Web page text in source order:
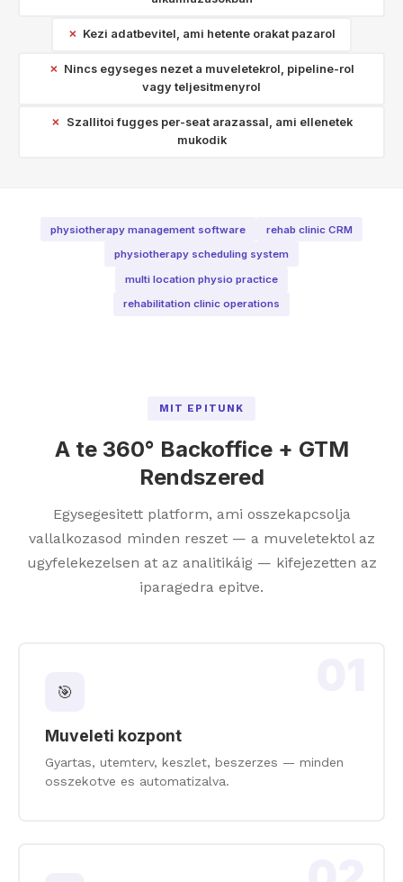
Kezi adatbevitel, ami hetente orakat pazarol
Nincs egyseges nezet a muveletekrol, pipeline-rol
vagy teljesitmenyrol
Szallitoi fugges per-seat arazassal, ami ellenetek
mukodik
physiotherapy management software
rehab clinic CRM
physiotherapy scheduling system
multi location physio practice
rehabilitation clinic operations
MIT EPITUNK
A te 360° Backoffice + GTM
Rendszered
Egysegesitett platform, ami osszekapcsolja
vallalkozasod minden reszet — a muveletektol az
ugyfelekezelsen at az analitikáig — kifejezetten az
iparagedra epitve.
🎯
Muveleti kozpont
Gyartas, utemterv, keszlet, beszerzes — minden
osszekotve es automatizalva.